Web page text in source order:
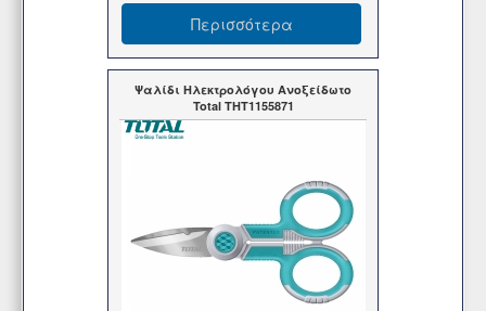
Περισσότερα
Ψαλίδι Ηλεκτρολόγου Ανοξείδωτο
Total THT1155871